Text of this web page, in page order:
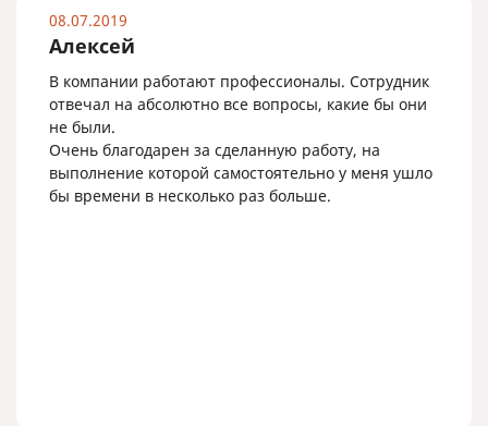
08.07.2019
Алексей
В компании работают профессионалы. Сотрудник
отвечал на абсолютно все вопросы, какие бы они
не были.
Очень благодарен за сделанную работу, на
выполнение которой самостоятельно у меня ушло
бы времени в несколько раз больше.